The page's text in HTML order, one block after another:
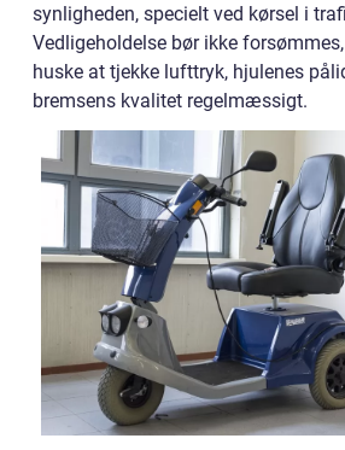
synligheden, specielt ved kørsel i
Vedligeholdelse bør ikke
huske at tjekke lufttryk, hjulenes
bremsens kvalitet regelmæssigt.